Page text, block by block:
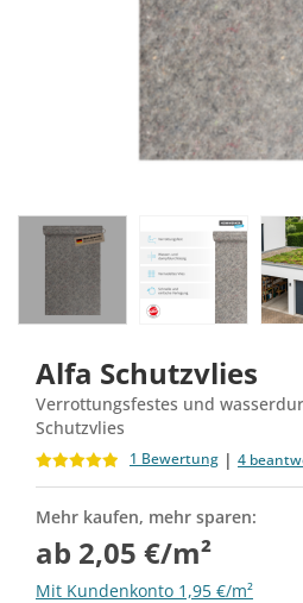
Alfa Schutzvlies
Verrottungsfestes und
Schutzvlies
1 Bewertung | 4
Mehr kaufen, mehr sparen:
ab 2,05 €/m²
Mit Kundenkonto 1,95 €/m²